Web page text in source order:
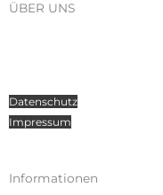
ÜBER UNS
Datenschutz
Impressum
Informationen